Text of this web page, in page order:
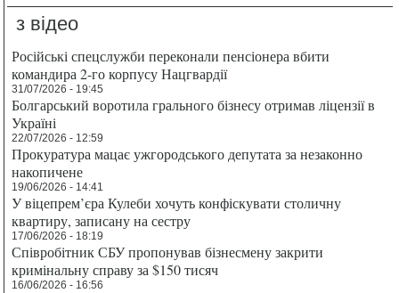
з відео
Російські спецслужби переконали пенсіонера вбити
командира 2-го корпусу Нацгвардії
31/07/2026 - 19:45
Болгарський воротила грального бізнесу отримав ліцензії в
Україні
22/07/2026 - 12:59
Прокуратура мацає ужгородського депутата за незаконно
накопичене
19/06/2026 - 14:41
У віцепрем’єра Кулеби хочуть конфіскувати столичну
квартиру, записану на сестру
17/06/2026 - 18:19
Співробітник СБУ пропонував бізнесмену закрити
кримінальну справу за $150 тисяч
16/06/2026 - 16:56